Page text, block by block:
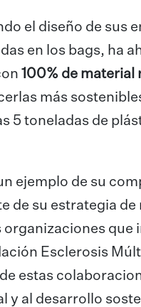
el diseño de sus
en los bags, ha
100% de material
más
5 toneladas de
ejemplo de su
de su estrategia
que
Esclerosis
estas
y al desarrollo